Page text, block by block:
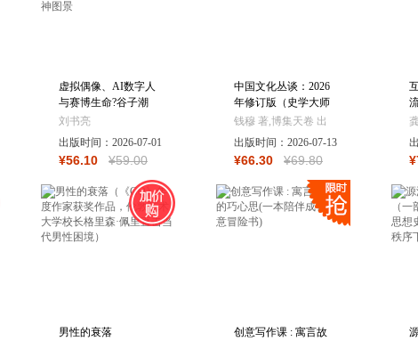
虚拟偶像、AI数字人
与赛博生命?谷子潮
玩?角色IP?虚拟歌姬?
RPG游戏?AI主播?在
后人类时代一窥现代
人的精神图景
刘书亮
出版时间： 2026-07-01
¥56.10 ¥59.00
中国文化丛谈：2026
年修订版（史学大师
钱穆论述中国文化得
失重磅之作）
钱穆 著,博集天卷 出
品
出版时间： 2026-07-13
¥66.30 ¥69.80 ¥
男性的衰落
创意写作课 : 寓言故